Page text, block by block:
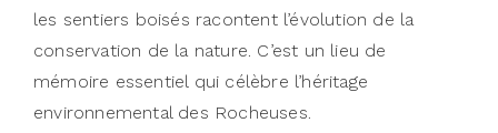
les sentiers boisés racontent l’évolution de la
conservation de la nature. C’est un lieu de
mémoire essentiel qui célèbre l’héritage
environnemental des Rocheuses.